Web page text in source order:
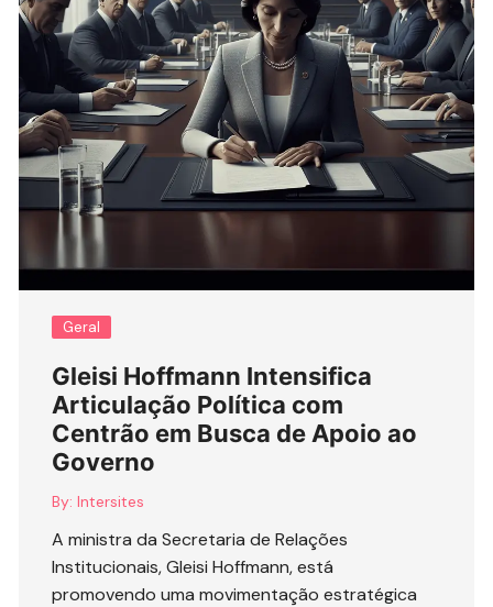
Geral
Gleisi Hoffmann Intensifica
Articulação Política com
Centrão em Busca de Apoio ao
Governo
By: Intersites
A ministra da Secretaria de Relações
Institucionais, Gleisi Hoffmann, está
promovendo uma movimentação estratégica